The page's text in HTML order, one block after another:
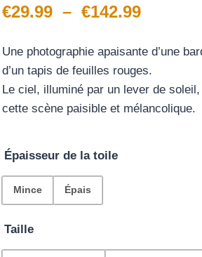
€29.99 – €142.99Plage
prix :
€29.99
à
Une photographie apaisante d’une
d’un tapis de feuilles rouges.
Le ciel, illuminé par un lever de
cette scène paisible et mélancolique.
Épaisseur de la toile
Mince Épais
Taille